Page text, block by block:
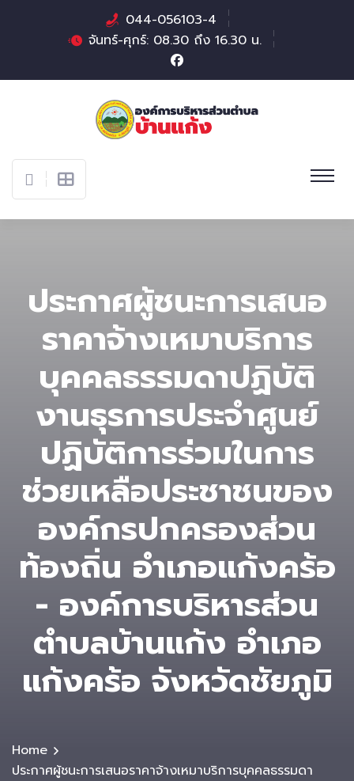
044-056103-4
จันทร์-ศุกร์: 08.30 ถึง 16.30 น.
ประกาศผู้ชนะการเสนอ
ราคาจ้างเหมาบริการ
บุคคลธรรมดาปฏิบัติ
งานธุรการประจำศูนย์
ปฏิบัติการร่วมในการ
ช่วยเหลือประชาชนของ
องค์กรปกครองส่วน
ท้องถิ่น อำเภอแก้งคร้อ
- องค์การบริหารส่วน
ตําบลบ้านแก้ง อำเภอ
แก้งคร้อ จังหวัดชัยภูมิ
Home
ประกาศผู้ชนะการเสนอราคาจ้างเหมาบริการบุคคลธรรมดา